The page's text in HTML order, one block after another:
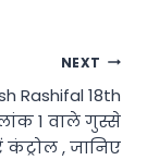
NEXT
Rashifal 18th
1 वाले गुस्से
, जानिए